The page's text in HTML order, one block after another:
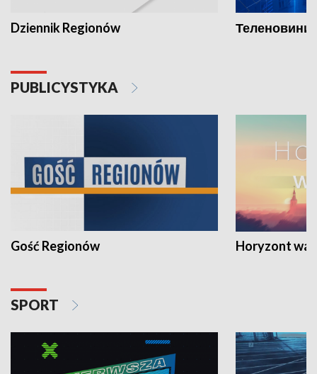
Dziennik Regionów Теленовини
PUBLICYSTYKA
Gość Regionów Horyzont
SPORT